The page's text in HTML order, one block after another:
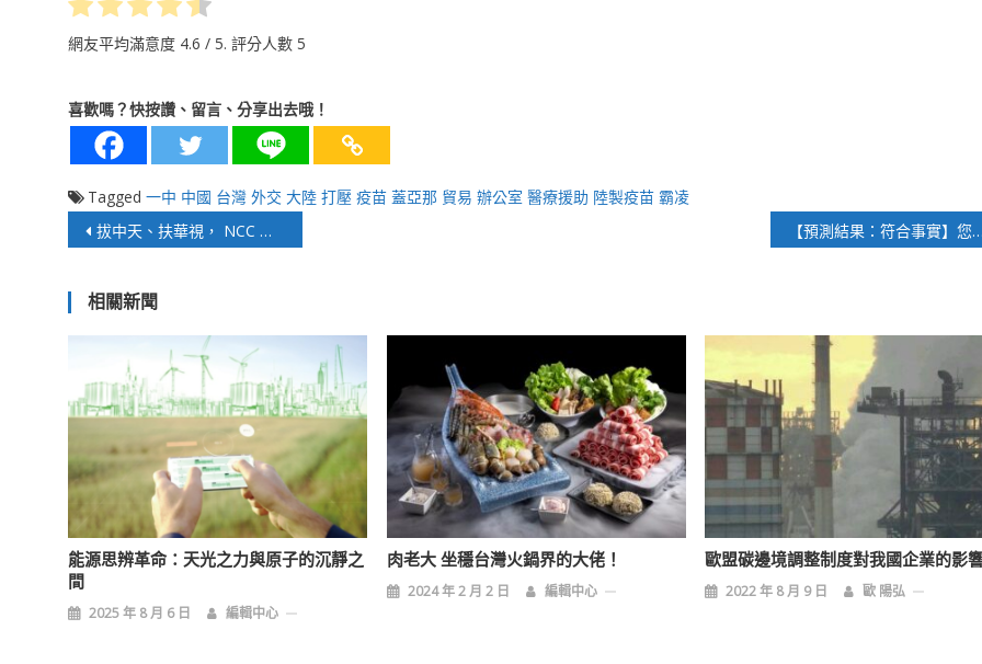
網友平均滿意度 4.6 / 5. 評分人數 5
喜歡嗎？快按讚、留言、分享出去哦！
Tagged 一中 中國 台灣 外交 大陸 打壓 疫苗 蓋亞那 貿易 辦公室 醫療援助 陸製疫苗 霸凌
文
導
拔中天、扶華視， NCC 意有所指？ 【預測結果：符合事實】您是否
相關新聞
能源思辨革命：天光之力與原子的沉靜之
間
2025 年 8 月 6 日 編輯中心
肉老大 坐穩台灣火鍋界的大佬！
2024 年 2 月 2 日 編輯中心
歐盟碳邊境調整制度對我國企業的影
2022 年 8 月 9 日 歐 陽弘